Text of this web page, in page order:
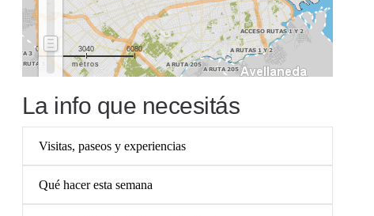
metros
0 3040 6080
La info que necesitás
Visitas, paseos y experiencias
Qué hacer esta semana